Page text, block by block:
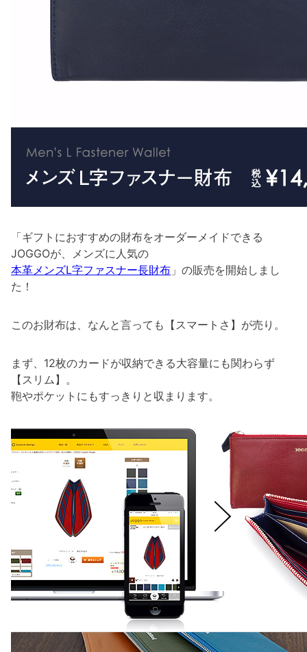
「ギフトにおすすめの財布をオーダーメイドできる
JOGGOが、メンズに人気の
本革メンズL字ファスナー長財布 」の販売を開始しまし
た！
このお財布は、なんと言っても【スマートさ】が売り。
まず、12枚のカードが収納できる大容量にも関わらず
【スリム】。
鞄やポケットにもすっきりと収まります。